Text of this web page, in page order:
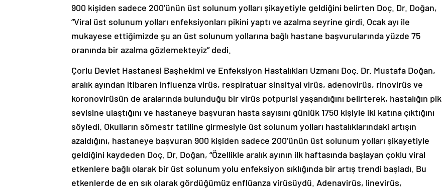
900 kişiden sadece 200’ünün üst solunum yolları şikayetiyle geldiğini belirten Doç. Dr. Doğan,
“Viral üst solunum yolları enfeksiyonları pikini yaptı ve azalma seyrine girdi. Ocak ayı ile
mukayese ettiğimizde şu an üst solunum yollarına bağlı hastane başvurularında yüzde 75
oranında bir azalma gözlemekteyiz” dedi.
Çorlu Devlet Hastanesi Başhekimi ve Enfeksiyon Hastalıkları Uzmanı Doç. Dr. Mustafa Doğan,
aralık ayından itibaren influenza virüs, respiratuar sinsityal virüs, adenovirüs, rinovirüs ve
koronovirüsün de aralarında bulunduğu bir virüs potpurisi yaşandığını belirterek, hastalığın pik
sevisine ulaştığını ve hastaneye başvuran hasta sayısını günlük 1750 kişiyle iki katına çıktığını
söyledi. Okulların sömestr tatiline girmesiyle üst solunum yolları hastalıklarındaki artışın
azaldığını, hastaneye başvuran 900 kişiden sadece 200’ünün üst solunum yolları şikayetiyle
geldiğini kaydeden Doç. Dr. Doğan, “Özellikle aralık ayının ilk haftasında başlayan çoklu viral
etkenlere bağlı olarak bir üst solunum yolu enfeksiyon sıklığında bir artış trendi başladı. Bu
etkenlerde de en sık olarak gördüğümüz enflüanza virüsüydü. Adenavirüs, linevirüs,